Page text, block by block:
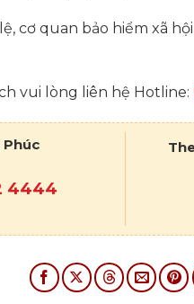
cơ quan bảo hiểm xã
vui lòng liên hệ Hotline:
Phúc
4444